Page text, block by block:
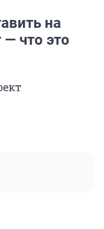
на
что это